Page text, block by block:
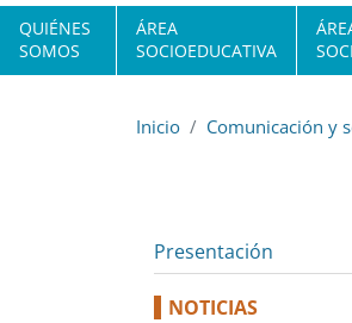
Navegación
QUIÉNES
SOMOS
ÁREA
SOCIOEDUCATIVA
Inicio Comunicación y
Presentación
NOTICIAS